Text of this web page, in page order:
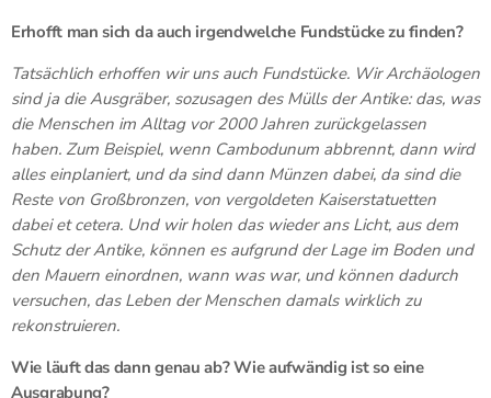
Erhofft man sich da auch irgendwelche Fundstücke zu finden?
Tatsächlich erhoffen wir uns auch Fundstücke. Wir Archäologen
sind ja die Ausgräber, sozusagen des Mülls der Antike: das, was
die Menschen im Alltag vor 2000 Jahren zurückgelassen
haben. Zum Beispiel, wenn Cambodunum abbrennt, dann wird
alles einplaniert, und da sind dann Münzen dabei, da sind die
Reste von Großbronzen, von vergoldeten Kaiserstatuetten
dabei et cetera. Und wir holen das wieder ans Licht, aus dem
Schutz der Antike, können es aufgrund der Lage im Boden und
den Mauern einordnen, wann was war, und können dadurch
versuchen, das Leben der Menschen damals wirklich zu
rekonstruieren.
Wie läuft das dann genau ab? Wie aufwändig ist so eine
Ausgrabung?